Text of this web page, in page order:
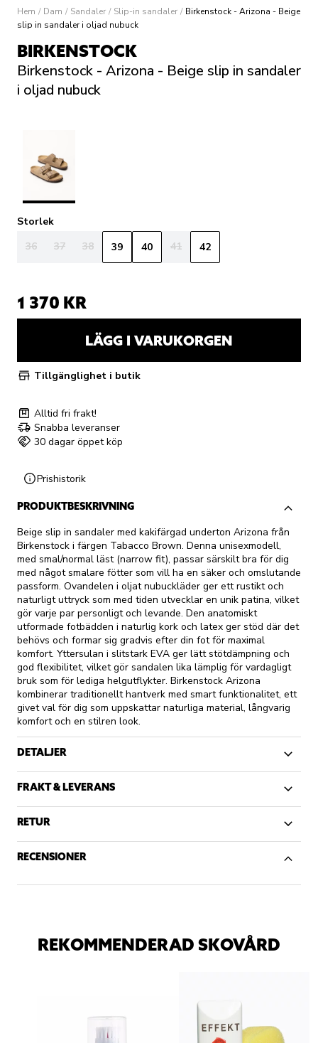
Hem / Dam / Sandaler / Slip-in sandaler / Birkenstock - Arizona - Beige
slip in sandaler i oljad nubuck
BIRKENSTOCK
Birkenstock - Arizona - Beige slip in sandaler
i oljad nubuck
Storlek
36
37 38 39 40 41 42
1 370 KR
LÄGG I VARUKORGEN
Tillgänglighet i butik
Alltid fri frakt!
Snabba leveranser
30 dagar öppet köp
Prishistorik
PRODUKTBESKRIVNING
Beige slip in sandaler med kakifärgad underton Arizona från
Birkenstock i färgen Tabacco Brown. Denna unisexmodell,
med smal/normal läst (narrow fit), passar särskilt bra för dig
med något smalare fötter som vill ha en säker och omslutande
passform. Ovandelen i oljat nubuckläder ger ett rustikt och
naturligt uttryck som med tiden utvecklar en unik patina, vilket
gör varje par personligt och levande. Den anatomiskt
utformade fotbädden i naturlig kork och latex ger stöd där det
behövs och formar sig gradvis efter din fot för maximal
komfort. Yttersulan i slitstark EVA ger lätt stötdämpning och
god flexibilitet, vilket gör sandalen lika lämplig för vardagligt
bruk som för lediga helgutflykter. Birkenstock Arizona
kombinerar traditionellt hantverk med smart funktionalitet, ett
givet val för dig som uppskattar naturliga material, långvarig
komfort och en stilren look.
DETALJER
FRAKT & LEVERANS
RETUR
RECENSIONER
REKOMMENDERAD SKOVÅRD